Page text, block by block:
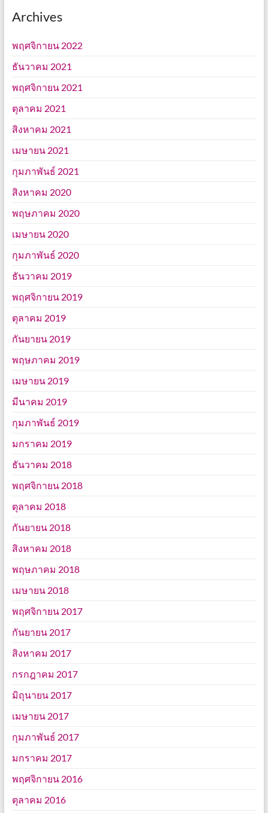
Archives
พฤศจิกายน 2022
ธันวาคม 2021
พฤศจิกายน 2021
ตุลาคม 2021
สิงหาคม 2021
เมษายน 2021
กุมภาพันธ์ 2021
สิงหาคม 2020
พฤษภาคม 2020
เมษายน 2020
กุมภาพันธ์ 2020
ธันวาคม 2019
พฤศจิกายน 2019
ตุลาคม 2019
กันยายน 2019
พฤษภาคม 2019
เมษายน 2019
มีนาคม 2019
กุมภาพันธ์ 2019
มกราคม 2019
ธันวาคม 2018
พฤศจิกายน 2018
ตุลาคม 2018
กันยายน 2018
สิงหาคม 2018
พฤษภาคม 2018
เมษายน 2018
พฤศจิกายน 2017
กันยายน 2017
สิงหาคม 2017
กรกฎาคม 2017
มิถุนายน 2017
เมษายน 2017
กุมภาพันธ์ 2017
มกราคม 2017
พฤศจิกายน 2016
ตุลาคม 2016